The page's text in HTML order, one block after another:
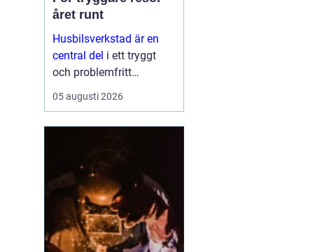
året runt
Husbilsverkstad är en
central del i ett tryggt
och problemfritt
husbilsliv. När en husbil
används som både
05 augusti 2026